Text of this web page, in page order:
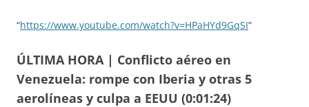
“https://www.youtube.com/watch?v=HPaHYd9GqSI”
ÚLTIMA HORA | Conflicto aéreo en
Venezuela: rompe con Iberia y otras 5
aerolíneas y culpa a EEUU (0:01:24)